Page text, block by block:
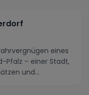
eines
Pfalz – einer Stadt,
und...